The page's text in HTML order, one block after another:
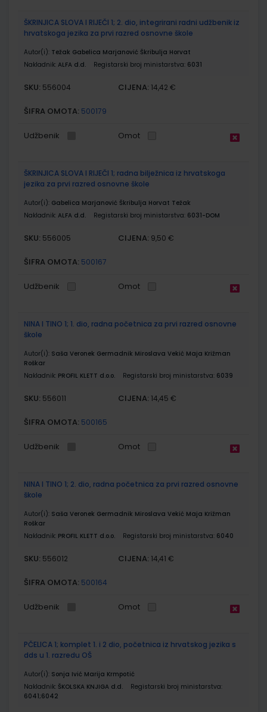
ŠKRINJICA SLOVA I RIJEČI 1; 2. dio, integrirani radni udžbenik iz
hrvatskoga jezika za prvi razred osnovne škole
Autor(i): Težak Gabelica Marjanović Škribulja Horvat
Nakladnik: ALFA d.d. Registarski broj ministarstva: 6031
SKU: 556004 CIJENA: 14,42 €
ŠIFRA OMOTA: 500179
Udžbenik Omot
ŠKRINJICA SLOVA I RIJEČI 1; radna bilježnica iz hrvatskoga
jezika za prvi razred osnovne škole
Autor(i): Gabelica Marjanović Škribulja Horvat Težak
Nakladnik: ALFA d.d. Registarski broj ministarstva: 6031-DOM
SKU: 556005 CIJENA: 9,50 €
ŠIFRA OMOTA: 500167
Udžbenik Omot
NINA I TINO 1; 1. dio, radna početnica za prvi razred osnovne
škole
Autor(i): Saša Veronek Germadnik Miroslava Vekić Maja Križman
Roškar
Nakladnik: PROFIL KLETT d.o.o. Registarski broj ministarstva: 6039
SKU: 556011 CIJENA: 14,45 €
ŠIFRA OMOTA: 500165
Udžbenik Omot
NINA I TINO 1; 2. dio, radna početnica za prvi razred osnovne
škole
Autor(i): Saša Veronek Germadnik Miroslava Vekić Maja Križman
Roškar
Nakladnik: PROFIL KLETT d.o.o. Registarski broj ministarstva: 6040
SKU: 556012 CIJENA: 14,41 €
ŠIFRA OMOTA: 500164
Udžbenik Omot
PČELICA 1; komplet 1. i 2 dio, početnica iz hrvatskog jezika s
dds u 1. razredu OŠ
Autor(i): Sonja Ivić Marija Krmpotić
Nakladnik: ŠKOLSKA KNJIGA d.d.
Registarski broj ministarstva:
6041;6042